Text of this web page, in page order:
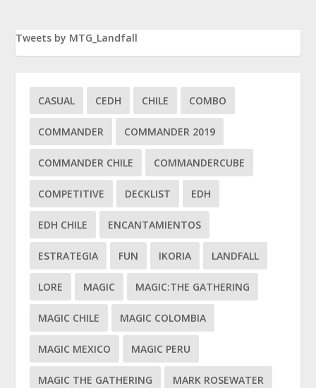
Tweets by MTG_Landfall
CASUAL CEDH CHILE COMBO
COMMANDER COMMANDER 2019
COMMANDER CHILE COMMANDERCUBE
COMPETITIVE DECKLIST EDH
EDH CHILE ENCANTAMIENTOS
ESTRATEGIA FUN IKORIA LANDFALL
LORE MAGIC MAGIC:THE GATHERING
MAGIC CHILE MAGIC COLOMBIA
MAGIC MEXICO MAGIC PERU
MAGIC THE GATHERING MARK ROSEWATER